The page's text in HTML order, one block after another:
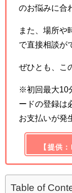
のお悩みに合
また、場所や
で直接相談が
ぜひとも、こ
※初回最大10
ードの登録は
お支払いが発
【提供
Table of